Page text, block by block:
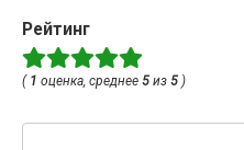
Рейтинг
( 1 оценка, среднее 5 из 5 )